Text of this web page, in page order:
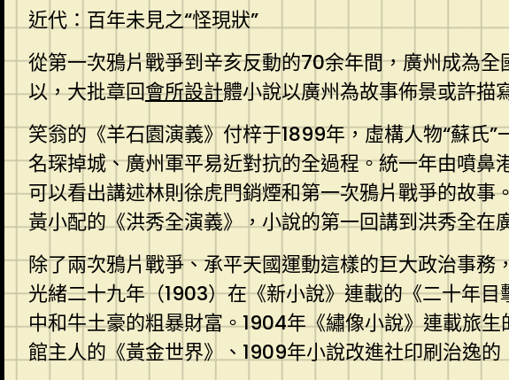
近代：百年未見之“怪現狀”
從第一次鴉片戰爭到辛亥反動的70余年間，廣州成為全
以，大批章回會所設計體小說以廣州為故事佈景或許描
笑翁的《羊石園演義》付梓于1899年，虛構人物“蘇氏
名琛掉城、廣州軍平易近對抗的全過程。統一年由噴
可以看出講述林則徐虎門銷煙和第一次鴉片戰爭的故
黃小配的《洪秀全演義》，小說的第一回講到洪秀全在
除了兩次鴉片戰爭、承平天國運動這樣的巨大政治事
光緒二十九年（1903）在《新小說》連載的《二十年
中和牛土豪的粗暴財富。1904年《繡像小說》連載旅
館主人的《黃金世界》、1909年小說改進社印刷治逸